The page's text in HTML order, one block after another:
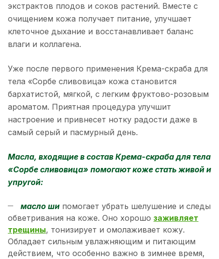
экстрактов плодов и соков растений. Вместе с
очищением кожа получает питание, улучшает
клеточное дыхание и восстанавливает баланс
влаги и коллагена.
Уже после первого применения Крема-скраба для
тела «Сорбе сливовица» кожа становится
бархатистой, мягкой, с легким фруктово-розовым
ароматом. Приятная процедура улучшит
настроение и привнесет нотку радости даже в
самый серый и пасмурный день.
Масла, входящие в состав Крема-скраба для тела
«Сорбе сливовица» помогают коже стать живой и
упругой:
масло ши помогает убрать шелушение и следы
обветривания на коже. Оно хорошо заживляет
трещины, тонизирует и омолаживает кожу.
Обладает сильным увлажняющим и питающим
действием, что особенно важно в зимнее время,